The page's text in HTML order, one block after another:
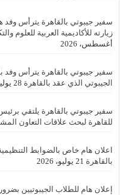
سفير جيبوتي بالقاهرة يترأس وفد
زيارته للأكاديمية العربية للعلوم
أغسطس، 2026
سفير جيبوتي بالقاهرة يترأس وفد
الجيبوتي الذي عقد بالقاهرة 28 يوليو، 2026
سفير جيبوتي بالقاهرة يلتقي برئيس
للقاهرة لبحث علاقات التعاون
اعلان هام خاص بالضوابط
بالقاهرة 21 يوليو، 2026
إعلان هام للطلاب الجيبوتيين